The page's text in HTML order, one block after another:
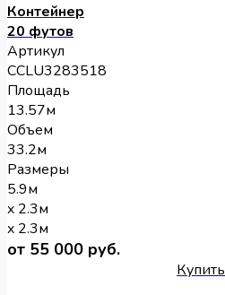
Контейнер
20 футов
Артикул
CCLU3283518
Площадь
13.57м
Объем
33.2м
Размеры
5.9м
x 2.3м
x 2.3м
от 55 000 руб.
Купить